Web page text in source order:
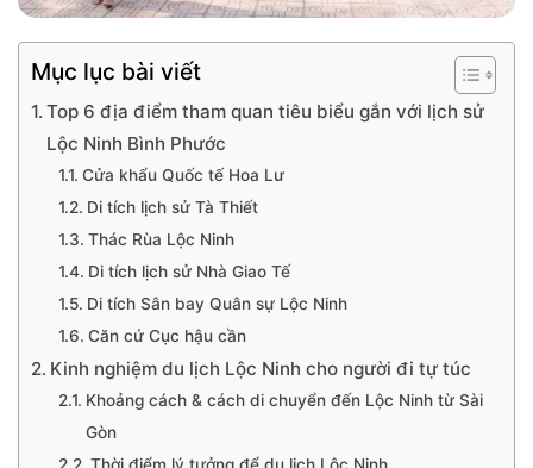
Mục lục bài viết
Top 6 địa điểm tham quan tiêu biểu gắn với lịch sử
Lộc Ninh Bình Phước
Cửa khẩu Quốc tế Hoa Lư
Di tích lịch sử Tà Thiết
Thác Rùa Lộc Ninh
Di tích lịch sử Nhà Giao Tế
Di tích Sân bay Quân sự Lộc Ninh
Căn cứ Cục hậu cần
Kinh nghiệm du lịch Lộc Ninh cho người đi tự túc
Khoảng cách & cách di chuyển đến Lộc Ninh từ Sài
Gòn